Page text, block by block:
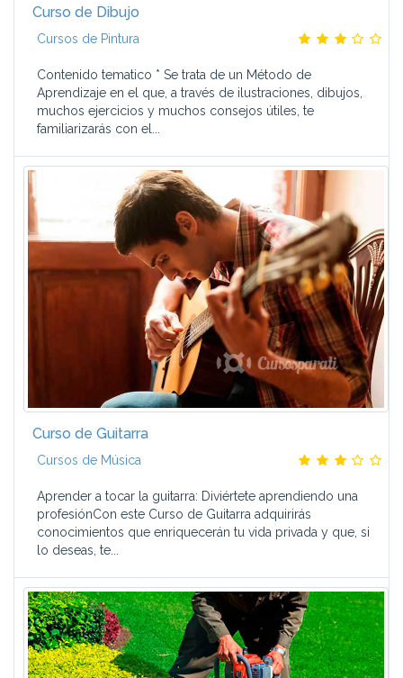
Curso de Dibujo
Cursos de Pintura
Contenido tematico * Se trata de un Método de
Aprendizaje en el que, a través de ilustraciones, dibujos,
muchos ejercicios y muchos consejos útiles, te
familiarizarás con el...
Curso de Guitarra
Cursos de Música
Aprender a tocar la guitarra: Diviértete aprendiendo una
profesiónCon este Curso de Guitarra adquirirás
conocimientos que enriquecerán tu vida privada y que, si
lo deseas, te...